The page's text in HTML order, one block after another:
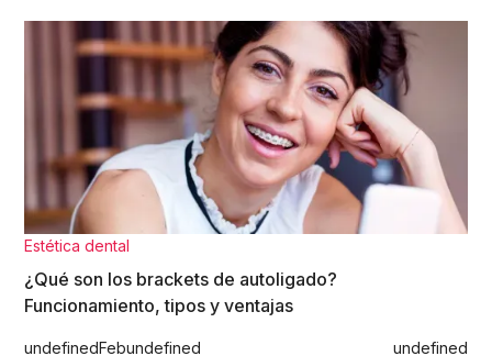
Estética dental
¿Qué son los brackets de autoligado?
Funcionamiento, tipos y ventajas
undefinedFebundefined undefined